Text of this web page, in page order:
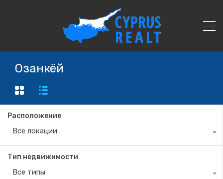
Озанкёй
Расположение
Все локации
Тип недвижимости
Все типы